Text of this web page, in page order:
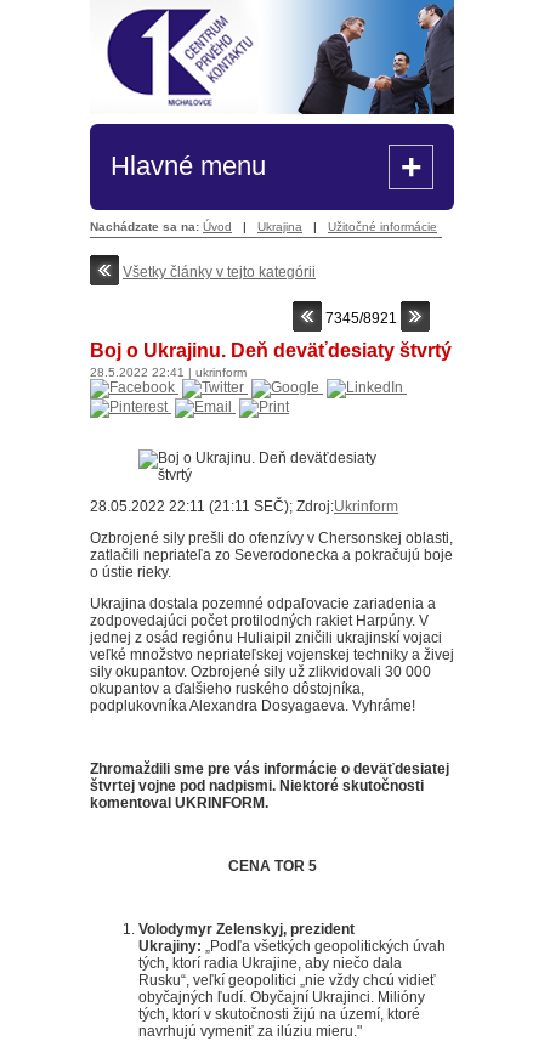
Hlavné menu +
Nachádzate sa na: Úvod | Ukrajina | Užitočné informácie
Všetky články v tejto kategórii
7345/8921
Boj o Ukrajinu. Deň deväťdesiaty štvrtý
28.5.2022 22:41 | ukrinform
28.05.2022 22:11 (21:11 SEČ); Zdroj:Ukrinform
Ozbrojené sily prešli do ofenzívy v Chersonskej oblasti,
zatlačili nepriateľa zo Severodonecka a pokračujú boje
o ústie rieky.
Ukrajina dostala pozemné odpaľovacie zariadenia a
zodpovedajúci počet protilodných rakiet Harpúny. V
jednej z osád regiónu Huliaipil zničili ukrajinskí vojaci
veľké množstvo nepriateľskej vojenskej techniky a živej
sily okupantov. Ozbrojené sily už zlikvidovali 30 000
okupantov a ďalšieho ruského dôstojníka,
podplukovníka Alexandra Dosyagaeva. Vyhráme!
Zhromaždili sme pre vás informácie o deväťdesiatej
štvrtej vojne pod nadpismi. Niektoré skutočnosti
komentoval UKRINFORM.
CENA TOR 5
Volodymyr Zelenskyj, prezident
Ukrajiny: „Podľa všetkých geopolitických úvah
tých, ktorí radia Ukrajine, aby niečo dala
Rusku“, veľkí geopolitici „nie vždy chcú vidieť
obyčajných ľudí. Obyčajní Ukrajinci. Milióny
tých, ktorí v skutočnosti žijú na území, ktoré
navrhujú vymeniť za ilúziu mieru."